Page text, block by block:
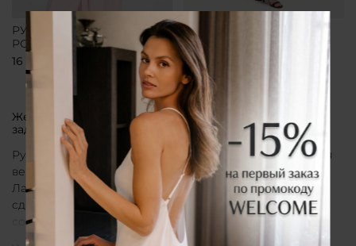
РУБАШКА-КИМОНО
РОЗОВАЯ
16 700 ₽
РУБАШКА-КИМОНО
БЕЛАЯ
16 700 ₽
Женская рубашка кимоно от бренда CLÓ, которая
задает тон всему образу
Рубашка кимоно CLÓ рассматривается как утонченная
вещь, воплощающая эстетику мягкой женственности.
Лаконичный крой, деликатные материалы и
сдержанная палитра создают образ, в котором
сочетаются особая нежность белья и элегантная
непринужденность кимоно. Такая рубашка не